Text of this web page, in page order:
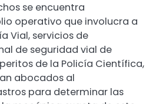
se encuentra
operativo que involucra a
Vial, servicios de
de seguridad vial de
de la Policía Científica,
abocados al
para determinar las